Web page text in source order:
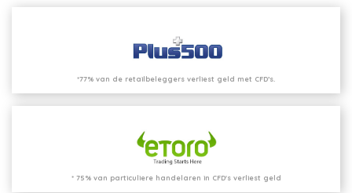
*77% van de retailbeleggers verliest geld met CFD’s.
* 75% van particuliere handelaren in CFD's verliest geld